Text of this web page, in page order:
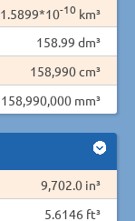
1.5899*10-10 km³
158.99 dm³
158,990 cm³
158,990,000 mm³
9,702.0 in³
5.6146 ft³